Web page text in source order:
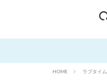
HOME ラブタイム